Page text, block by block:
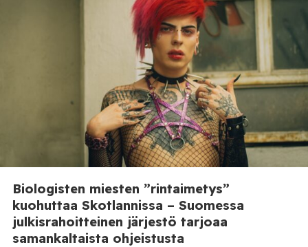
perustajan Ano Turtiaisen Venäjälle siirtymisen taustoista
esitettiin uusia väitteitä, kun venäläissuomalainen
Biologisten miesten ”rintaimetys”
kuohuttaa Skotlannissa – Suomessa
julkisrahoitteinen järjestö tarjoaa
samankaltaista ohjeistusta